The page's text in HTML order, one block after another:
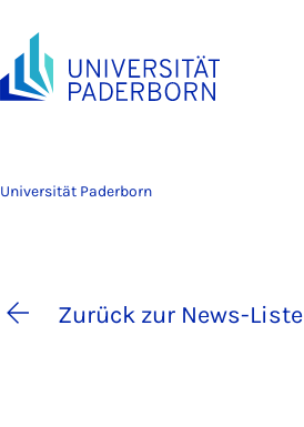
Universität Paderborn
Zurück zur News-Liste